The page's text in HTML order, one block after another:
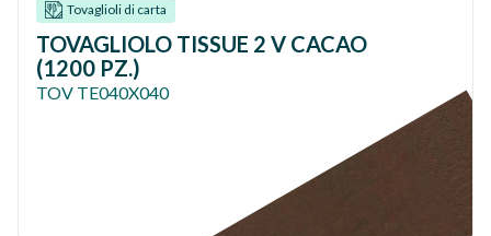
Tovaglioli di carta
TOVAGLIOLO TISSUE 2 V CACAO
(1200 PZ.)
TOV TE040X040